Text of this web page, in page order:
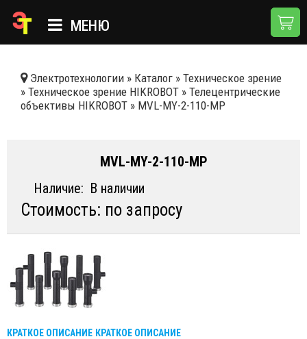
МЕНЮ
КАТАЛОГ
НОВОСТИ
ДОСТАВКА И ОПЛАТА
КОНТАКТЫ
Электротехнологии » Каталог » Техническое зрение
» Техническое зрение HIKROBOT » Телецентрические
объективы HIKROBOT » MVL-MY-2-110-MP
MVL-MY-2-110-MP
Наличие: В наличии
Стоимость: по запросу
КРАТКОЕ ОПИСАНИЕ КРАТКОЕ ОПИСАНИЕ